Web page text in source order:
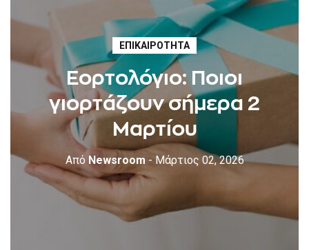
ΕΠΙΚΑΙΡΌΤΗΤΑ
Εορτολόγιο: Ποιοι
γιορτάζουν σήμερα 2
Μαρτίου
Από Newsroom - Μάρτιος 02, 2026